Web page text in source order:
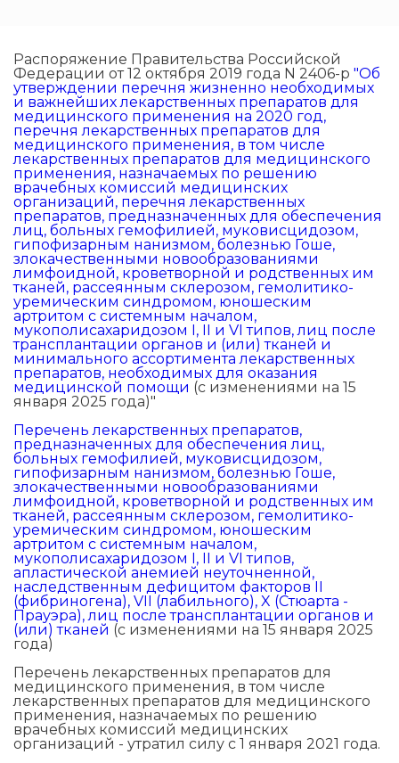
Распоряжение Правительства Российской
Федерации от 12 октября 2019 года N 2406-р "Об
утверждении перечня жизненно необходимых
и важнейших лекарственных препаратов для
медицинского применения на 2020 год,
перечня лекарственных препаратов для
медицинского применения, в том числе
лекарственных препаратов для медицинского
применения, назначаемых по решению
врачебных комиссий медицинских
организаций, перечня лекарственных
препаратов, предназначенных для обеспечения
лиц, больных гемофилией, муковисцидозом,
гипофизарным нанизмом, болезнью Гоше,
злокачественными новообразованиями
лимфоидной, кроветворной и родственных им
тканей, рассеянным склерозом, гемолитико-
уремическим синдромом, юношеским
артритом с системным началом,
мукополисахаридозом I, II и VI типов, лиц после
трансплантации органов и (или) тканей и
минимального ассортимента лекарственных
препаратов, необходимых для оказания
медицинской помощи (с изменениями на 15
января 2025 года)"
Перечень лекарственных препаратов,
предназначенных для обеспечения лиц,
больных гемофилией, муковисцидозом,
гипофизарным нанизмом, болезнью Гоше,
злокачественными новообразованиями
лимфоидной, кроветворной и родственных им
тканей, рассеянным склерозом, гемолитико-
уремическим синдромом, юношеским
артритом с системным началом,
мукополисахаридозом I, II и VI типов,
апластической анемией неуточненной,
наследственным дефицитом факторов II
(фибриногена), VII (лабильного), X (Стюарта -
Прауэра), лиц после трансплантации органов и
(или) тканей (с изменениями на 15 января 2025
года)
Перечень лекарственных препаратов для
медицинского применения, в том числе
лекарственных препаратов для медицинского
применения, назначаемых по решению
врачебных комиссий медицинских
организаций - утратил силу с 1 января 2021 года.